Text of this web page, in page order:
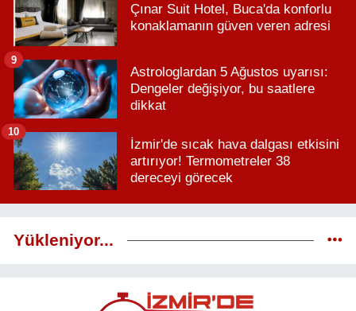
Çınar Suit Hotel, Buca'da konforlu
konaklamanın güven veren adresi
Astrologlardan 5 Ağustos uyarısı:
Dengeler değişiyor, bu saatlere
dikkat
9
İzmir'de sıcak hava dalgası etkisini
artırıyor! Termometreler 38
dereceyi görecek
10
Yükleniyor...